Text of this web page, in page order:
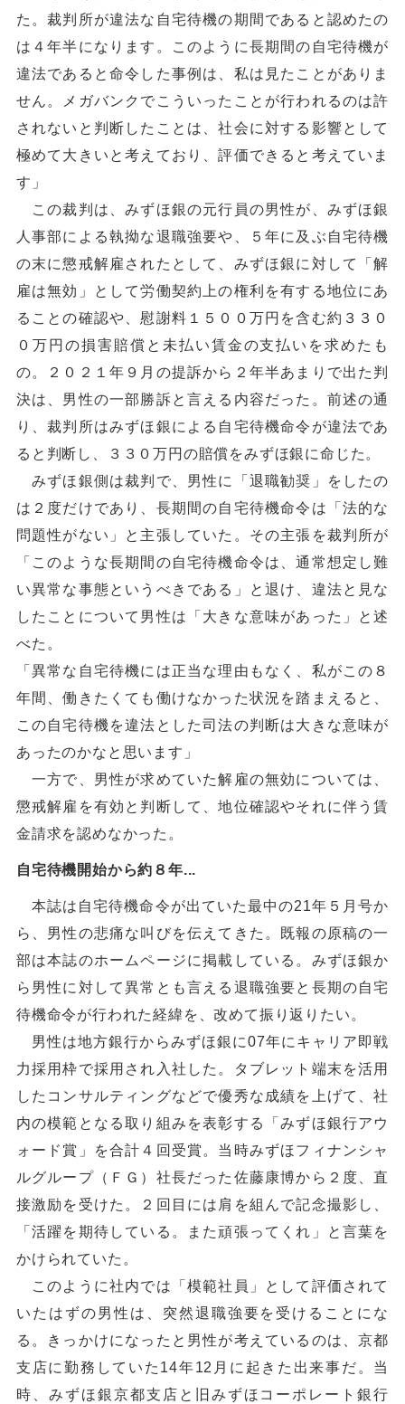
た。裁判所が違法な自宅待機の期間であると認めたの
は４年半になります。このように長期間の自宅待機が
違法であると命令した事例は、私は見たことがありま
せん。メガバンクでこういったことが行われるのは許
されないと判断したことは、社会に対する影響として
極めて大きいと考えており、評価できると考えていま
す」
この裁判は、みずほ銀の元行員の男性が、みずほ銀
人事部による執拗な退職強要や、５年に及ぶ自宅待機
の末に懲戒解雇されたとして、みずほ銀に対して「解
雇は無効」として労働契約上の権利を有する地位にあ
ることの確認や、慰謝料１５００万円を含む約３３０
０万円の損害賠償と未払い賃金の支払いを求めたも
の。２０２１年９月の提訴から２年半あまりで出た判
決は、男性の一部勝訴と言える内容だった。前述の通
り、裁判所はみずほ銀による自宅待機命令が違法であ
ると判断し、３３０万円の賠償をみずほ銀に命じた。
みずほ銀側は裁判で、男性に「退職勧奨」をしたの
は２度だけであり、長期間の自宅待機命令は「法的な
問題性がない」と主張していた。その主張を裁判所が
「このような長期間の自宅待機命令は、通常想定し難
い異常な事態というべきである」と退け、違法と見な
したことについて男性は「大きな意味があった」と述
べた。
「異常な自宅待機には正当な理由もなく、私がこの８
年間、働きたくても働けなかった状況を踏まえると、
この自宅待機を違法とした司法の判断は大きな意味が
あったのかなと思います」
一方で、男性が求めていた解雇の無効については、
懲戒解雇を有効と判断して、地位確認やそれに伴う賃
金請求を認めなかった。
自宅待機開始から約８年...
本誌は自宅待機命令が出ていた最中の21年５月号か
ら、男性の悲痛な叫びを伝えてきた。既報の原稿の一
部は本誌のホームページに掲載している。みずほ銀か
ら男性に対して異常とも言える退職強要と長期の自宅
待機命令が行われた経緯を、改めて振り返りたい。
男性は地方銀行からみずほ銀に07年にキャリア即戦
力採用枠で採用され入社した。タブレット端末を活用
したコンサルティングなどで優秀な成績を上げて、社
内の模範となる取り組みを表彰する「みずほ銀行アウ
ォード賞」を合計４回受賞。当時みずほフィナンシャ
ルグループ（ＦＧ）社長だった佐藤康博から２度、直
接激励を受けた。２回目には肩を組んで記念撮影し、
「活躍を期待している。また頑張ってくれ」と言葉を
かけられていた。
このように社内では「模範社員」として評価されて
いたはずの男性は、突然退職強要を受けることにな
る。きっかけになったと男性が考えているのは、京都
支店に勤務していた14年12月に起きた出来事だ。当
時、みずほ銀京都支店と旧みずほコーポレート銀行